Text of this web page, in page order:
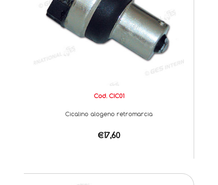
Cod. CIC01
Cicalino alogeno retromarcia
€17,60